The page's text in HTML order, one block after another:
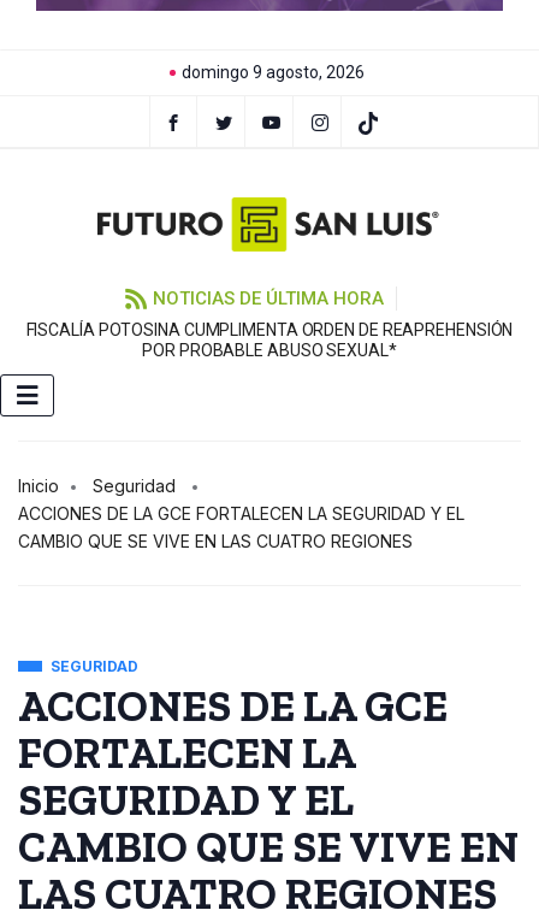
domingo 9 agosto, 2026
NOTICIAS DE ÚLTIMA HORA
FISCALÍA POTOSINA CUMPLIMENTA ORDEN DE REAPREHENSIÓN
POR PROBABLE ABUSO SEXUAL*
Inicio
Seguridad
ACCIONES DE LA GCE FORTALECEN LA SEGURIDAD Y EL
CAMBIO QUE SE VIVE EN LAS CUATRO REGIONES
SEGURIDAD
ACCIONES DE LA GCE
FORTALECEN LA
SEGURIDAD Y EL
CAMBIO QUE SE VIVE EN
LAS CUATRO REGIONES